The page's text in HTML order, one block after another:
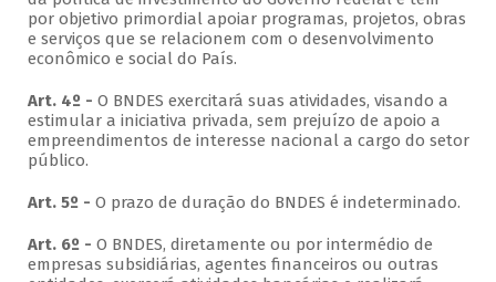
por objetivo primordial apoiar programas, projetos, obras
e serviços que se relacionem com o desenvolvimento
econômico e social do País.
Art. 4º - O BNDES exercitará suas atividades, visando a
estimular a iniciativa privada, sem prejuízo de apoio a
empreendimentos de interesse nacional a cargo do setor
público.
Art. 5º - O prazo de duração do BNDES é indeterminado.
Art. 6º - O BNDES, diretamente ou por intermédio de
empresas subsidiárias, agentes financeiros ou outras